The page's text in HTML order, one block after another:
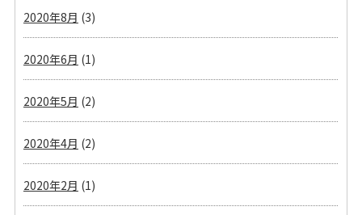
2020年8月 (3)
2020年6月 (1)
2020年5月 (2)
2020年4月 (2)
2020年2月 (1)